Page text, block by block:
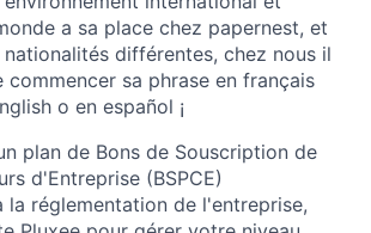
a sa place chez papernest, et
différentes, chez nous il
commencer sa phrase en français
o en español ¡
plan de Bons de Souscription de
d'Entreprise (BSPCE)
la réglementation de l'entreprise,